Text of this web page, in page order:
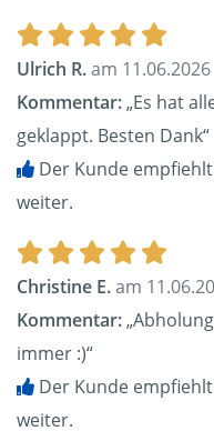
Ulrich R.am 11.06.2026
Kommentar:„Es hat
geklappt. Besten Dank“
Der Kunde
weiter.
Christine E.am
Kommentar:
immer :)“
Der Kunde
weiter.